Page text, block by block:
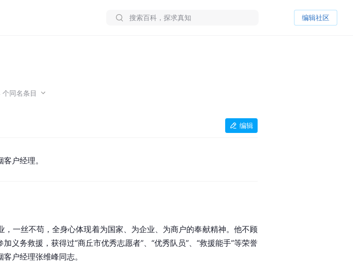
编辑社区
个同名条目
编辑
户经理。
一丝不苟，全身心体现着为国家、为企业、为商户的奉献精神。他不顾
义务救援，获得过“商丘市优秀志愿者”、“优秀队员”、“救援能手”等荣誉
户经理张维峰同志。